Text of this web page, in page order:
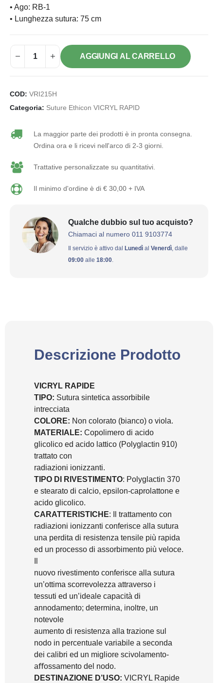
• Ago: RB-1
• Lunghezza sutura: 75 cm
AGGIUNGI AL CARRELLO
COD: VRI215H
Categoria: Suture Ethicon VICRYL RAPID
La maggior parte dei prodotti è in pronta consegna.
Ordina ora e li ricevi nell'arco di 2-3 giorni.
Trattative personalizzate su quantitativi.
Il minimo d'ordine è di € 30,00 + IVA
Qualche dubbio sul tuo acquisto?
Chiamaci al numero 011 9103774
Il servizio è attivo dal Lunedì al Venerdì, dalle
09:00 alle 18:00.
Descrizione Prodotto
VICRYL RAPIDE
TIPO: Sutura sintetica assorbibile
intrecciata
COLORE: Non colorato (bianco) o viola.
MATERIALE: Copolimero di acido
glicolico ed acido lattico (Polyglactin 910)
trattato con
radiazioni ionizzanti.
TIPO DI RIVESTIMENTO: Polyglactin 370
e stearato di calcio, epsilon-caprolattone e
acido glicolico.
CARATTERISTICHE: Il trattamento con
radiazioni ionizzanti conferisce alla sutura
una perdita di resistenza tensile più rapida
ed un processo di assorbimento più veloce.
nuovo rivestimento conferisce alla sutura
un’ottima scorrevolezza attraverso i
tessuti ed un’ideale capacità di
annodamento; determina, inoltre, un
notevole
aumento di resistenza alla trazione sul
nodo in percentuale variabile a seconda
dei calibri ed un migliore scivolamento-
aﬀossamento del nodo.
DESTINAZIONE D’USO: VICRYL Rapide